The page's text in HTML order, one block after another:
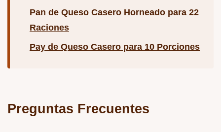
Pan de Queso Casero Horneado para 22
Raciones
Pay de Queso Casero para 10 Porciones
Preguntas Frecuentes